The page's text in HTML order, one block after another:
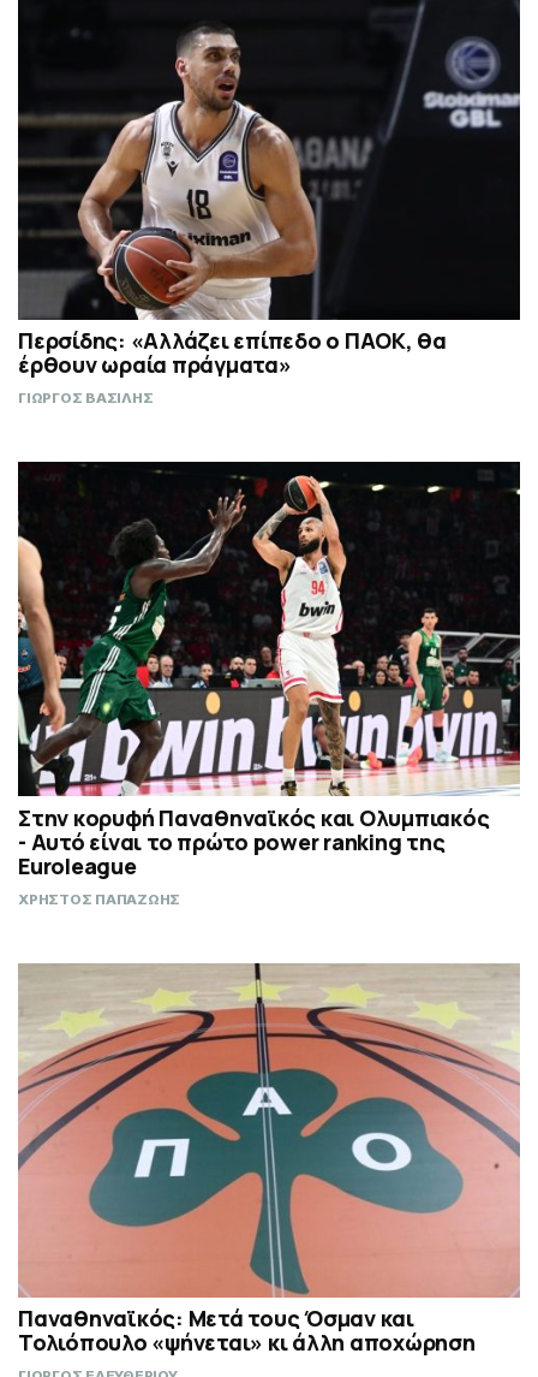
Περσίδης: «Αλλάζει επίπεδο ο ΠΑΟΚ, θα
έρθουν ωραία πράγματα»
ΓΙΩΡΓΟΣ ΒΑΣΙΛΗΣ
Στην κορυφή Παναθηναϊκός και Ολυμπιακός
- Αυτό είναι το πρώτο power ranking της
Euroleague
ΧΡΗΣΤΟΣ ΠΑΠΑΖΩΗΣ
Παναθηναϊκός: Μετά τους Όσμαν και
Τολιόπουλο «ψήνεται» κι άλλη αποχώρηση